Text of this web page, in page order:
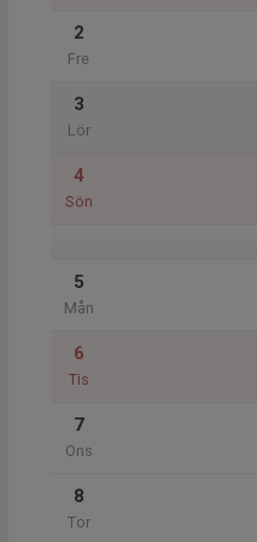
2
Fre
3
Lör
4
Sön
5
Mån
6
Tis
7
Ons
8
Tor